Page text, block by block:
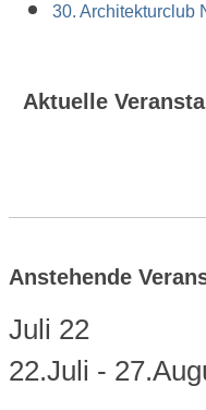
30. Architekturclub
Aktuelle
Anstehende
Juli 22
22.Juli -